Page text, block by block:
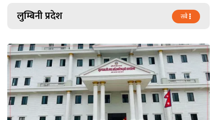
लुम्बिनी प्रदेश सबै